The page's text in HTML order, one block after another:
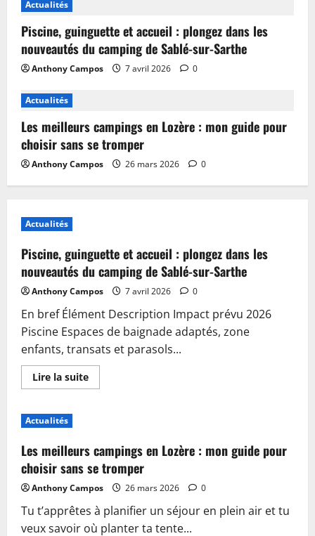
Actualités
Piscine, guinguette et accueil : plongez dans les
nouveautés du camping de Sablé-sur-Sarthe
Anthony Campos 7 avril 2026 0
Actualités
Les meilleurs campings en Lozère : mon guide pour
choisir sans se tromper
Anthony Campos 26 mars 2026 0
Actualités
Piscine, guinguette et accueil : plongez dans les
nouveautés du camping de Sablé-sur-Sarthe
Anthony Campos 7 avril 2026 0
En bref Élément Description Impact prévu 2026
Piscine Espaces de baignade adaptés, zone
enfants, transats et parasols...
Lire la suiteEn
savoir
accueil
:
plongez
dans
les
nouveautés
du
camping
de
Actualités
Les meilleurs campings en Lozère : mon guide pour
choisir sans se tromper
Anthony Campos 26 mars 2026 0
Tu t’apprêtes à planifier un séjour en plein air et tu
veux savoir où planter ta tente...